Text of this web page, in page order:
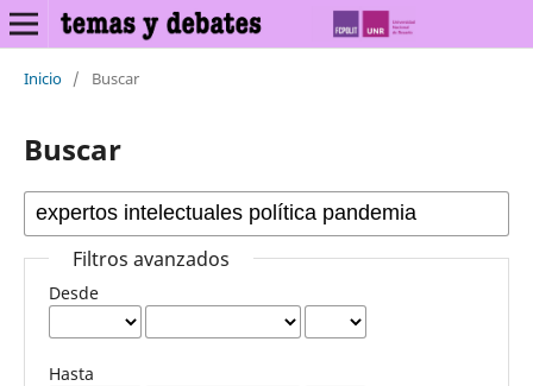
Inicio / Buscar
Buscar
Filtros avanzados
Desde
Hasta